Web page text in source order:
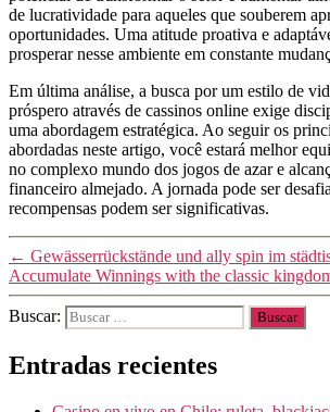
de lucratividade para aqueles que souberem
oportunidades. Uma atitude proativa e
prosperar nesse ambiente em constante
Em última análise, a busca por um estilo de
próspero através de cassinos online exige
uma abordagem estratégica. Ao seguir os
abordadas neste artigo, você estará melhor
no complexo mundo dos jogos de azar e
financeiro almejado. A jornada pode ser
recompensas podem ser significativas.
← Gewässerrückstände und ally spin im
Accumulate Winnings with the classic
Buscar:
Entradas recientes